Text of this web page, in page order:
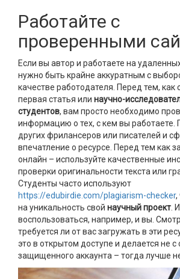
Работайте с
проверенными
Если вы автор и работаете на
нужно быть крайне аккуратным с
качестве работодателя. Перед тем, как
первая статья или научно-
студентов, вам просто необходимо
информацию о тех, с кем вы работаете.
других фрилансеров или писателей и
впечатление о ресурсе. Перед тем как
онлайн – используйте качественные
проверки оригинальности текста или
Студенты часто используют
https://edubirdie.com/plagiarism-checker,
на уникальность свой научный проект.
воспользоваться, например, и вы.
требуется ли от вас загружать в эти
это в открытом доступе и делается не с
защищенного аккаунта – тогда лучше